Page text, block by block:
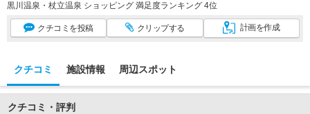
黒川温泉・杖立温泉 ショッピング 満足度ランキング 4位
クチコミ を投稿 クリップする 計画を作成
クチコミ 施設情報 周辺スポット
クチコミ・評判